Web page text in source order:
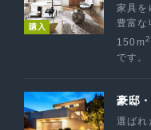
購入
家具を
豊富な
150m2
です。
豪邸
選ばれ